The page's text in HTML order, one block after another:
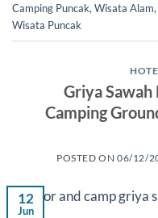
Camping Puncak, Wisata Alam,
Wisata Puncak
Griya Sawah
Camping
POSTED ON06/12/
12
Jun